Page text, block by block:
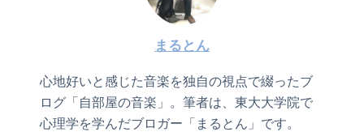
まるとん
心地好いと感じた音楽を独自の視点で綴ったブ
ログ「自部屋の音楽」。筆者は、東大大学院で
心理学を学んだブロガー「まるとん」です。